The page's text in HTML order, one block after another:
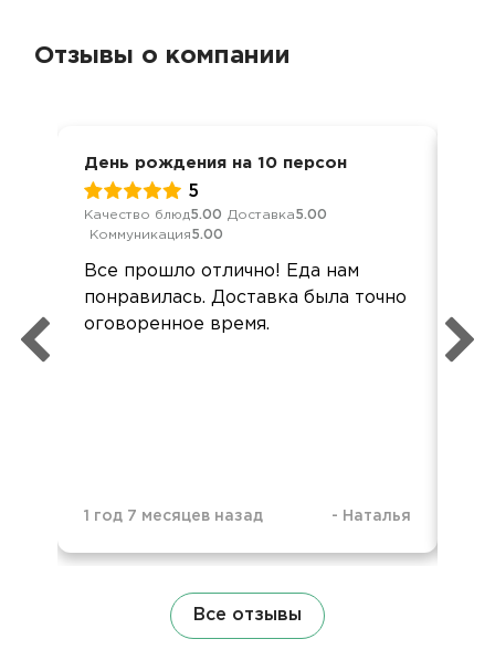
Отзывы о компании
День рождения на 10 персон
5
Качество блюд5.00 Доставка5.00
Коммуникация5.00
Все прошло отлично! Еда нам
понравилась. Доставка была точно
оговоренное время.
1 год 7 месяцев назад - Наталья
Все отзывы